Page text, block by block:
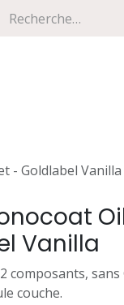
- Goldlabel Vanilla
Vanilla
composants,
couche.